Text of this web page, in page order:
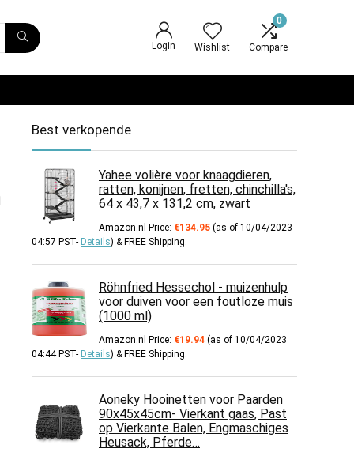
Login Wishlist
0
Compare
Best verkopende
Yahee volière voor knaagdieren,
ratten, konijnen, fretten, chinchilla's,
64 x 43,7 x 131,2 cm, zwart
Amazon.nl Price: €134.95 (as of 10/04/2023
04:57 PST- Details) & FREE Shipping.
Röhnfried Hessechol - muizenhulp
voor duiven voor een foutloze muis
(1000 ml)
Amazon.nl Price: €19.94 (as of 10/04/2023
04:44 PST- Details) & FREE Shipping.
Aoneky Hooinetten voor Paarden
90x45x45cm- Vierkant gaas, Past
op Vierkante Balen, Engmaschiges
Heusack, Pferde…